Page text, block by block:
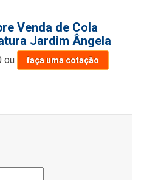
Venda de Cola
Jardim Ângela
ou faça uma cotação